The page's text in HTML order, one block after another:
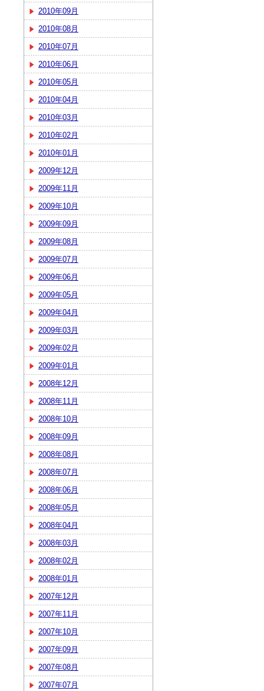
2010年09月
2010年08月
2010年07月
2010年06月
2010年05月
2010年04月
2010年03月
2010年02月
2010年01月
2009年12月
2009年11月
2009年10月
2009年09月
2009年08月
2009年07月
2009年06月
2009年05月
2009年04月
2009年03月
2009年02月
2009年01月
2008年12月
2008年11月
2008年10月
2008年09月
2008年08月
2008年07月
2008年06月
2008年05月
2008年04月
2008年03月
2008年02月
2008年01月
2007年12月
2007年11月
2007年10月
2007年09月
2007年08月
2007年07月